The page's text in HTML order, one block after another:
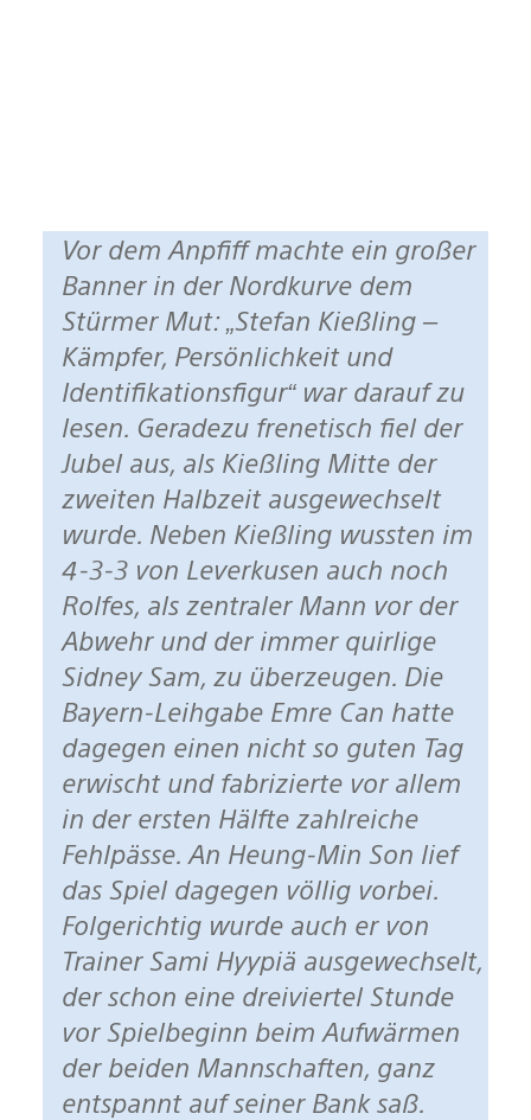
Vor dem Anpfiff machte ein großer
Banner in der Nordkurve dem
Stürmer Mut: „Stefan Kießling –
Kämpfer, Persönlichkeit und
Identifikationsfigur“ war darauf zu
lesen. Geradezu frenetisch fiel der
Jubel aus, als Kießling Mitte der
zweiten Halbzeit ausgewechselt
wurde. Neben Kießling wussten im
4-3-3 von Leverkusen auch noch
Rolfes, als zentraler Mann vor der
Abwehr und der immer quirlige
Sidney Sam, zu überzeugen. Die
Bayern-Leihgabe Emre Can hatte
dagegen einen nicht so guten Tag
erwischt und fabrizierte vor allem
in der ersten Hälfte zahlreiche
Fehlpässe. An Heung-Min Son lief
das Spiel dagegen völlig vorbei.
Folgerichtig wurde auch er von
Trainer Sami Hyypiä ausgewechselt,
der schon eine dreiviertel Stunde
vor Spielbeginn beim Aufwärmen
der beiden Mannschaften, ganz
entspannt auf seiner Bank saß.